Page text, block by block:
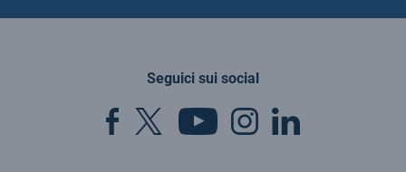
Seguici sui social